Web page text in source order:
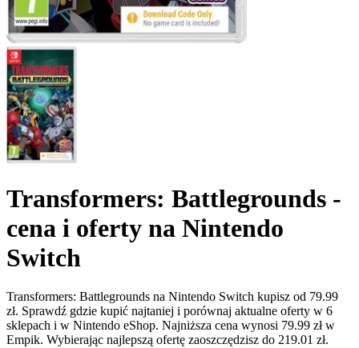
Transformers: Battlegrounds -
cena i oferty na Nintendo
Switch
Transformers: Battlegrounds na Nintendo Switch kupisz od 79.99
zł. Sprawdź gdzie kupić najtaniej i porównaj aktualne oferty w 6
sklepach i w Nintendo eShop. Najniższa cena wynosi 79.99 zł w
Empik. Wybierając najlepszą ofertę zaoszczędzisz do 219.01 zł.